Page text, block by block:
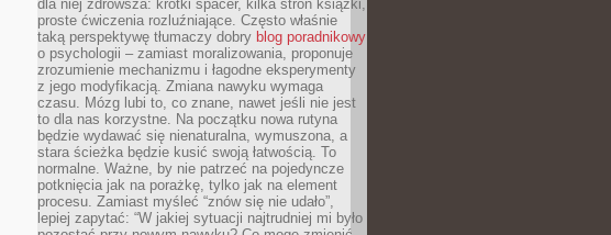
dla niej zdrowsza: krótki spacer, kilka stron książki,
proste ćwiczenia rozluźniające. Często właśnie
taką perspektywę tłumaczy dobry blog poradnikowy
o psychologii – zamiast moralizowania, proponuje
zrozumienie mechanizmu i łagodne eksperymenty
z jego modyfikacją. Zmiana nawyku wymaga
czasu. Mózg lubi to, co znane, nawet jeśli nie jest
to dla nas korzystne. Na początku nowa rutyna
będzie wydawać się nienaturalna, wymuszona, a
stara ścieżka będzie kusić swoją łatwością. To
normalne. Ważne, by nie patrzeć na pojedyncze
potknięcia jak na porażkę, tylko jak na element
procesu. Zamiast myśleć “znów się nie udało”,
lepiej zapytać: “W jakiej sytuacji najtrudniej mi było